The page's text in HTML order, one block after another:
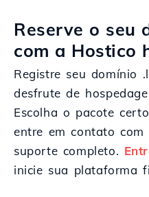
Reserve o seu
com a Hostico
Registre seu domínio
desfrute de
Escolha o pacote
entre em contato com
suporte completo.
inicie sua plataforma